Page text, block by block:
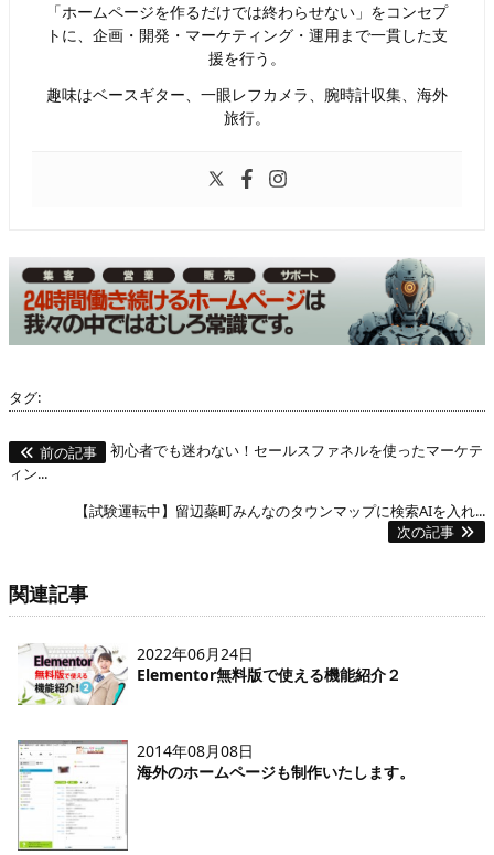
「ホームページを作るだけでは終わらせない」をコンセプ
トに、企画・開発・マーケティング・運用まで一貫した支
援を行う。
趣味はベースギター、一眼レフカメラ、腕時計収集、海外
旅行。
タグ:
前の記事
初心者でも迷わない！セールスファネルを使ったマーケテ
ィン...
【試験運転中】留辺蘂町みんなのタウンマップに検索AIを入れ...
次の記事
関連記事
2022年06月24日
Elementor無料版で使える機能紹介２
2014年08月08日
海外のホームページも制作いたします。